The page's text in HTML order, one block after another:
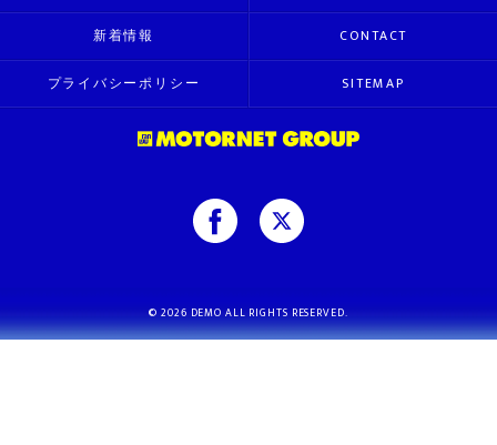
新着情報 CONTACT
プライバシーポリシー SITEMAP
© 2026 DEMO ALL RIGHTS RESERVED.